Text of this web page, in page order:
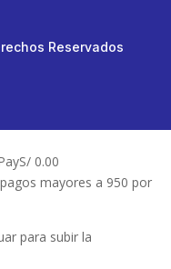
Reservados
S/ 0.00
mayores a 950 por
para subir la